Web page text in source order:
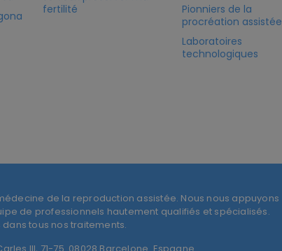
fertilité
Pionniers de la
procréation assistée
Laboratoires
technologiques
de la reproduction assistée. Nous nous appuyons
de professionnels hautement qualifiés et spécialisés.
tous nos traitements.
III, 71-75. 08028 Barcelone. Espagne.